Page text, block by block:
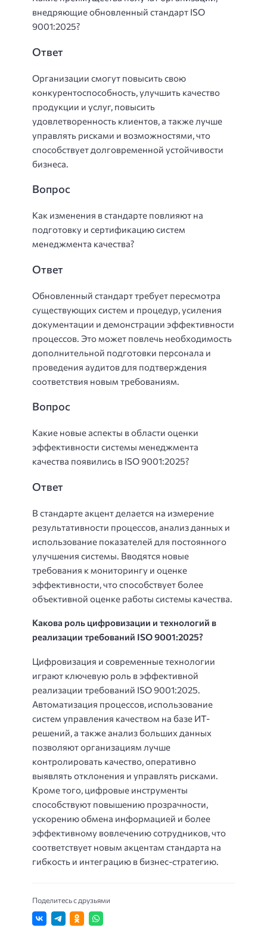
внедряющие обновленный стандарт ISO
9001:2025?
Ответ
Организации смогут повысить свою
конкурентоспособность, улучшить качество
продукции и услуг, повысить
удовлетворенность клиентов, а также лучше
управлять рисками и возможностями, что
способствует долговременной устойчивости
бизнеса.
Вопрос
Как изменения в стандарте повлияют на
подготовку и сертификацию систем
менеджмента качества?
Ответ
Обновленный стандарт требует пересмотра
существующих систем и процедур, усиления
документации и демонстрации эффективности
процессов. Это может повлечь необходимость
дополнительной подготовки персонала и
проведения аудитов для подтверждения
соответствия новым требованиям.
Вопрос
Какие новые аспекты в области оценки
эффективности системы менеджмента
качества появились в ISO 9001:2025?
Ответ
В стандарте акцент делается на измерение
результативности процессов, анализ данных и
использование показателей для постоянного
улучшения системы. Вводятся новые
требования к мониторингу и оценке
эффективности, что способствует более
объективной оценке работы системы качества.
Какова роль цифровизации и технологий в
реализации требований ISO 9001:2025?
Цифровизация и современные технологии
играют ключевую роль в эффективной
реализации требований ISO 9001:2025.
Автоматизация процессов, использование
систем управления качеством на базе ИТ-
решений, а также анализ больших данных
позволяют организациям лучше
контролировать качество, оперативно
выявлять отклонения и управлять рисками.
Кроме того, цифровые инструменты
способствуют повышению прозрачности,
ускорению обмена информацией и более
эффективному вовлечению сотрудников, что
соответствует новым акцентам стандарта на
гибкость и интеграцию в бизнес-стратегию.
Поделитесь с друзьями